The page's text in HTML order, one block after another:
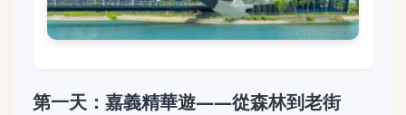
第一天：嘉義精華遊——從森林到老街